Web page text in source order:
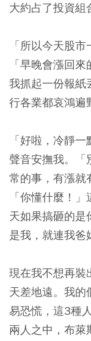
大約占了投資組
「所以今天股
「早晚會漲回來
我抓起一份報紙
行各業都哀鴻遍
「好啦，冷靜
聲音安撫我。「
常的事，有漲就
「你懂什麼！
天如果搞砸的是
是我，就連我
現在我不想再裝
天差地遠。我的
易恐慌，這3種
兩人之中，布萊